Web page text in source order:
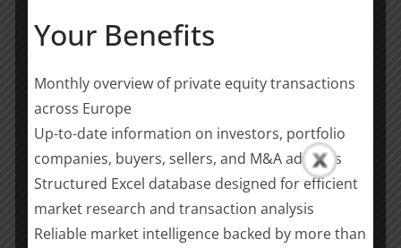
Portfoliounternehmen werden auf Basis eines
Way (HOW) – gesteuert und teilen eine
leistungsorientierte Kultur. Derzeit umfasst das Haniel-
Portfolio acht Geschäftsbereiche: BauWatch,
BekaertDeslee, CWS, ELG, EMMA, Optimar, ROVEMA
und TAKKT. Dazu kommt eine Finanzbeteiligung an
CECONOMY. www.haniel.de
Teilen mit:
Your Benefits
Monthly overview of private equity transactions
across Europe
Up-to-date information on investors, portfolio
companies, buyers, sellers, and M&A advisers
Structured Excel database designed for efficient
market research and transaction analysis
Reliable market intelligence backed by more than